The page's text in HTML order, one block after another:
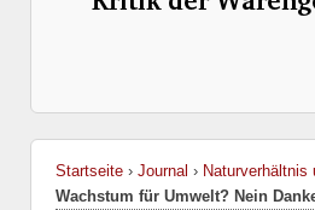
Startseite › Journal › Naturverhältnis
Wachstum für Umwelt? Nein